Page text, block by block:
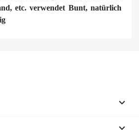
etc. verwendet Bunt, natürlich
